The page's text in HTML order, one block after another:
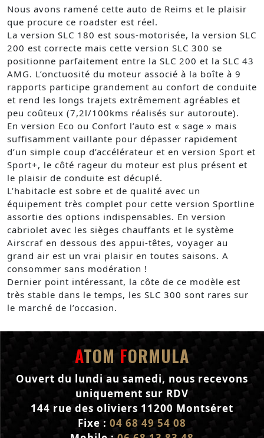
Nous avons ramené cette auto de Reims et le plaisir
que procure ce roadster est réel.
La version SLC 180 est sous-motorisée, la version SLC
200 est correcte mais cette version SLC 300 se
positionne parfaitement entre la SLC 200 et la SLC 43
AMG. L’onctuosité du moteur associé à la boîte à 9
rapports participe grandement au confort de conduite
et rend les longs trajets extrêmement agréables et
peu coûteux (7,2l/100kms réalisés sur autoroute).
En version Eco ou Confort l’auto est « sage » mais
suffisamment vaillante pour dépasser rapidement
d’un simple coup d’accélérateur et en version Sport et
Sport+, le côté rageur du moteur est plus présent et
le plaisir de conduite est décuplé.
L’habitacle est sobre et de qualité avec un
équipement très complet pour cette version Sportline
assortie des options indispensables. En version
cabriolet avec les sièges chauffants et le système
Airscraf en dessous des appui-têtes, voyager au
grand air est un vrai plaisir en toutes saisons. A
consommer sans modération !
Dernier point intéressant, la côte de ce modèle est
très stable dans le temps, les SLC 300 sont rares sur
le marché de l’occasion.
ATOM FORMULA
Ouvert du lundi au samedi, nous recevons
uniquement sur RDV
144 rue des oliviers 11200 Montséret
Fixe : 04 68 49 54 08